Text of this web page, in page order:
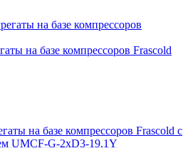
на базе компрессоров Frascold